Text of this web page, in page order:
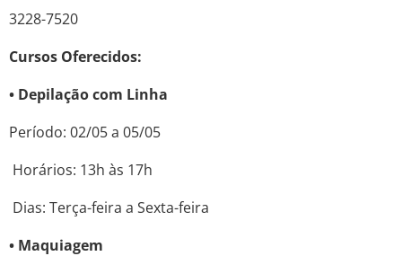
3228-7520
Cursos Oferecidos:
• Depilação com Linha
Período: 02/05 a 05/05
Horários: 13h às 17h
Dias: Terça-feira a Sexta-feira
• Maquiagem